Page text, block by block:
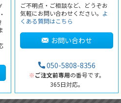
ご不明点・ご相談など、どうぞお
気軽にお問い合わせください。 よ
くある質問はこちら
お問い合わせ
050-5808-8356
※ご注文前専用の番号です。
365日対応。